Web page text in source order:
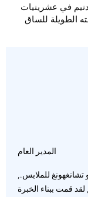
في عشرينيات
للساق
المدير العام
للملابس.,
لقد قمت ببناء الخبرة